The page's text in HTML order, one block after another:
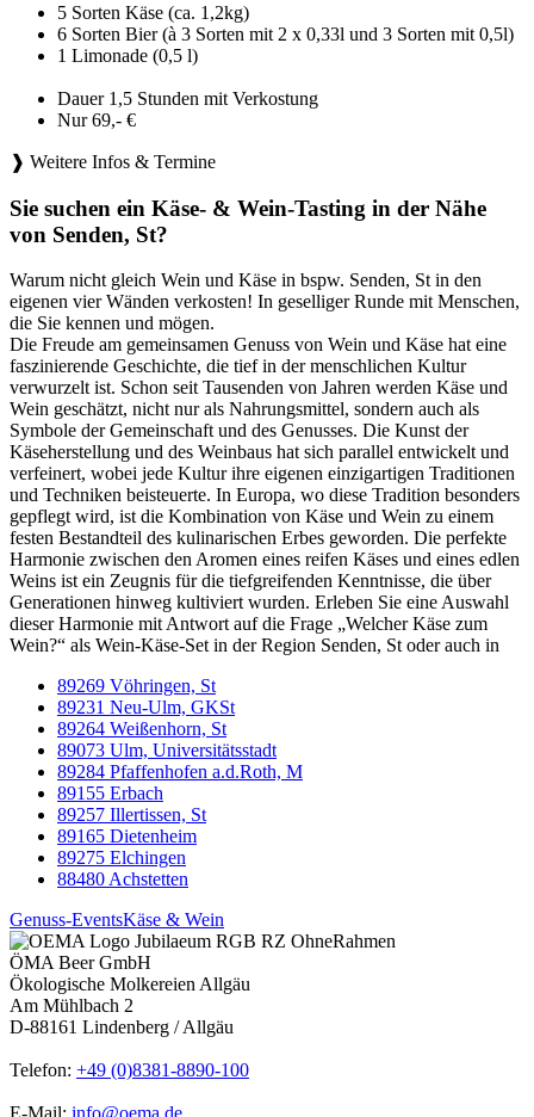
5 Sorten Käse (ca. 1,2kg)
6 Sorten Bier (à 3 Sorten mit 2 x 0,33l und 3 Sorten mit 0,5l)
1 Limonade (0,5 l)
Dauer 1,5 Stunden mit Verkostung
Nur 69,- €
❱ Weitere Infos & Termine
Sie suchen ein Käse- & Wein-Tasting in der Nähe
von Senden, St?
Warum nicht gleich Wein und Käse in bspw. Senden, St in den
eigenen vier Wänden verkosten! In geselliger Runde mit Menschen,
die Sie kennen und mögen.
Die Freude am gemeinsamen Genuss von Wein und Käse hat eine
faszinierende Geschichte, die tief in der menschlichen Kultur
verwurzelt ist. Schon seit Tausenden von Jahren werden Käse und
Wein geschätzt, nicht nur als Nahrungsmittel, sondern auch als
Symbole der Gemeinschaft und des Genusses. Die Kunst der
Käseherstellung und des Weinbaus hat sich parallel entwickelt und
verfeinert, wobei jede Kultur ihre eigenen einzigartigen Traditionen
und Techniken beisteuerte. In Europa, wo diese Tradition besonders
gepflegt wird, ist die Kombination von Käse und Wein zu einem
festen Bestandteil des kulinarischen Erbes geworden. Die perfekte
Harmonie zwischen den Aromen eines reifen Käses und eines edlen
Weins ist ein Zeugnis für die tiefgreifenden Kenntnisse, die über
Generationen hinweg kultiviert wurden. Erleben Sie eine Auswahl
dieser Harmonie mit Antwort auf die Frage „Welcher Käse zum
Wein?“ als Wein-Käse-Set in der Region Senden, St oder auch in
89269 Vöhringen, St
89231 Neu-Ulm, GKSt
89264 Weißenhorn, St
89073 Ulm, Universitätsstadt
89284 Pfaffenhofen a.d.Roth, M
89155 Erbach
89257 Illertissen, St
89165 Dietenheim
89275 Elchingen
88480 Achstetten
Genuss-EventsKäse & Wein
ÖMA Beer GmbH
Ökologische Molkereien Allgäu
Am Mühlbach 2
D-88161 Lindenberg / Allgäu
Telefon: +49 (0)8381-8890-100